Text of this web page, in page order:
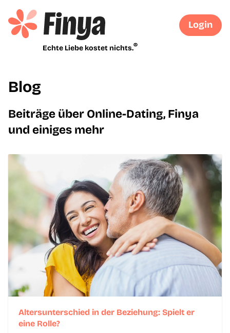
Login
Echte Liebe kostet nichts.®
Blog
Beiträge über Online-Dating, Finya
und einiges mehr
Altersunterschied in der Beziehung: Spielt er
eine Rolle?